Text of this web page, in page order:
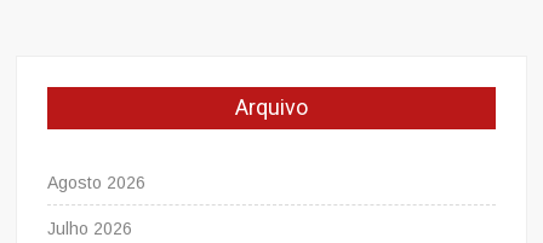
Arquivo
Agosto 2026
Julho 2026